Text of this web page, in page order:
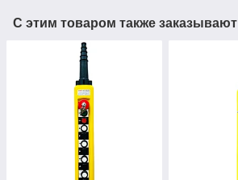
С этим товаром также заказывают